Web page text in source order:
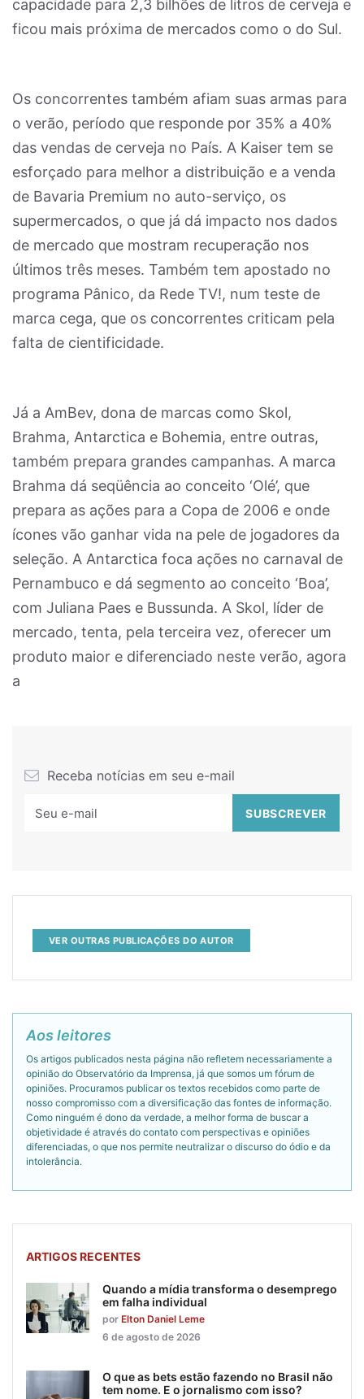
capacidade para 2,3 bilhões de litros de cerveja e
ficou mais próxima de mercados como o do Sul.
Os concorrentes também afiam suas armas para
o verão, período que responde por 35% a 40%
das vendas de cerveja no País. A Kaiser tem se
esforçado para melhor a distribuição e a venda
de Bavaria Premium no auto-serviço, os
supermercados, o que já dá impacto nos dados
de mercado que mostram recuperação nos
últimos três meses. Também tem apostado no
programa Pânico, da Rede TV!, num teste de
marca cega, que os concorrentes criticam pela
falta de cientificidade.
Já a AmBev, dona de marcas como Skol,
Brahma, Antarctica e Bohemia, entre outras,
também prepara grandes campanhas. A marca
Brahma dá seqüência ao conceito ‘Olé’, que
prepara as ações para a Copa de 2006 e onde
ícones vão ganhar vida na pele de jogadores da
seleção. A Antarctica foca ações no carnaval de
Pernambuco e dá segmento ao conceito ‘Boa’,
com Juliana Paes e Bussunda. A Skol, líder de
mercado, tenta, pela terceira vez, oferecer um
produto maior e diferenciado neste verão, agora
a
Receba notícias em seu e-mail
VER OUTRAS PUBLICAÇÕES DO AUTOR
Aos leitores
Os artigos publicados nesta página não refletem necessariamente a
opinião do Observatório da Imprensa, já que somos um fórum de
opiniões. Procuramos publicar os textos recebidos como parte de
nosso compromisso com a diversificação das fontes de informação.
Como ninguém é dono da verdade, a melhor forma de buscar a
objetividade é através do contato com perspectivas e opiniões
diferenciadas, o que nos permite neutralizar o discurso do ódio e da
intolerância.
ARTIGOS RECENTES
Quando a mídia transforma o desemprego
em falha individual
por Elton Daniel Leme
6 de agosto de 2026
O que as bets estão fazendo no Brasil não
tem nome. E o jornalismo com isso?